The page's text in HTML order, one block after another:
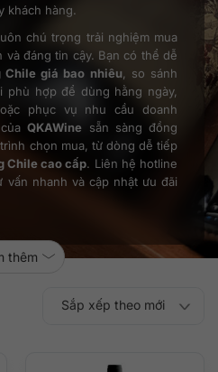
khách hàng.
chú trọng trải nghiệm mua
và đáng tin cậy. Bạn có thể dễ
Chile giá bao nhiêu , so sánh
phù hợp để dùng hằng ngày,
phục vụ nhu cầu doanh
củaQKAWine sẵn sàng đồng
chọn mua, từ dòng dễ tiếp
Chile cao cấp. Liên hệ hotline
vấn nhanh và cập nhật ưu đãi
thêm
Sắp xếp theo
Sắp xếp theo mới